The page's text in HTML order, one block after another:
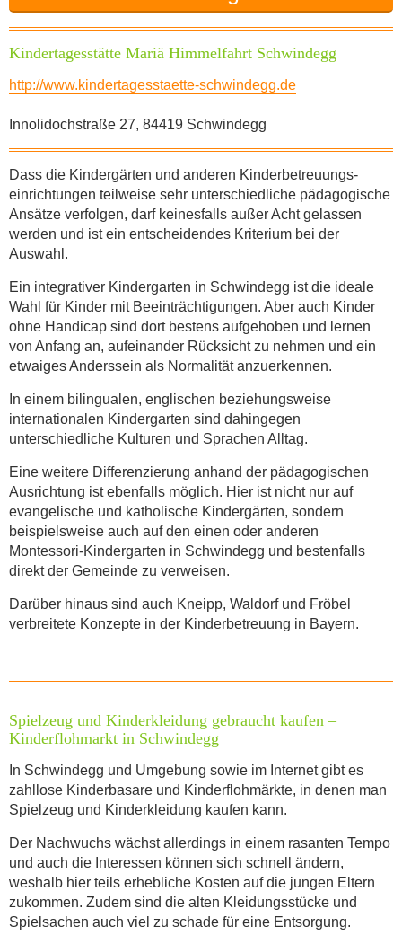
Kindertagesstätte Mariä Himmelfahrt Schwindegg
http://www.kindertagesstaette-schwindegg.de
Innolidochstraße 27, 84419 Schwindegg
Dass die Kindergärten und anderen Kinder­betreuungs­
einrichtungen teilweise sehr unterschiedliche pädagogische
Ansätze verfolgen, darf keinesfalls außer Acht gelassen
werden und ist ein entscheidendes Kriterium bei der
Auswahl.
Ein integrativer Kindergarten in Schwindegg ist die ideale
Wahl für Kinder mit Beein­träch­tigungen. Aber auch Kinder
ohne Handicap sind dort bestens aufgehoben und lernen
von Anfang an, aufeinander Rücksicht zu nehmen und ein
etwaiges Anderssein als Normalität anzuerkennen.
In einem bilingualen, englischen beziehungsweise
internationalen Kindergarten sind dahingegen
unterschiedliche Kulturen und Sprachen Alltag.
Eine weitere Differenzierung anhand der pädagogischen
Ausrichtung ist ebenfalls möglich. Hier ist nicht nur auf
evangelische und katholische Kindergärten, sondern
beispielsweise auch auf den einen oder anderen
Montessori-Kindergarten in Schwindegg und bestenfalls
direkt der Gemeinde zu verweisen.
Darüber hinaus sind auch Kneipp, Waldorf und Fröbel
verbreitete Konzepte in der Kinderbetreuung in Bayern.
Spielzeug und Kinderkleidung gebraucht kaufen –
Kinderflohmarkt in Schwindegg
In Schwindegg und Umgebung sowie im Internet gibt es
zahllose Kinderbasare und Kinderflohmärkte, in denen man
Spielzeug und Kinderkleidung kaufen kann.
Der Nachwuchs wächst allerdings in einem rasanten Tempo
und auch die Interessen können sich schnell ändern,
weshalb hier teils erhebliche Kosten auf die jungen Eltern
zukommen. Zudem sind die alten Kleidungsstücke und
Spielsachen auch viel zu schade für eine Entsorgung.